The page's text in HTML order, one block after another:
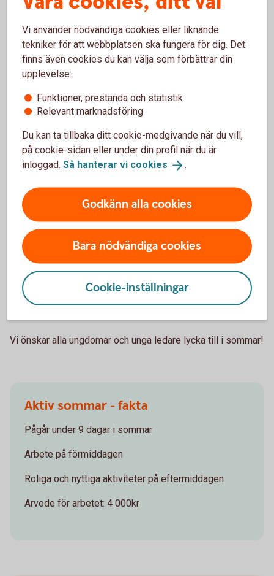
nyttigt för ungdomarna. För oss är det ett enkelt sätt att
Karlshamnsbostäder.
Det här projektet är fantastiskt och vi ser att det bland
annat bidrar till tryggare närområden eftersom genom att
kommer dessa unga att bli ambassadörer och kunna sprida
sina upplevelser vidare till sina kompisar. Vi hoppas
projektet slår väl ut och kan utvecklas ytterligare till nästa
år, säger Jonke Höglund, ansvarig bankens stiftelser.
Casper, Axl och Razzak är tre ungdomar som fått det
eftertraktade sommarjobbet och det blir deras första gång
ute i arbetslivet. Anledningen till att de sökte var främst att
kunna tjäna egna pengar. När de får frågan vad de tänker
göra med pengarna besvaras den med leenden och ett par
axelryckningar. Sedan säger Axl att han ska nog spara till en
moppe.
Ett klokt svar tycker vi men så är vi ju också en Sparbank
och Sparbanksidén, 200 år gammal, går ut på att spara för
Vi önskar alla ungdomar och unga ledare lycka till i sommar!
Aktiv sommar - fakta
Pågår under 9 dagar i sommar
Arbete på förmiddagen
Roliga och nyttiga aktiviteter på eftermiddagen
Arvode för arbetet: 4 000kr
Vi använder nödvändiga cookies eller liknande
tekniker för att webbplatsen ska fungera för dig. Det
finns även cookies du kan välja som förbättrar din
upplevelse:
Funktioner, prestanda och statistik
Relevant marknadsföring
Du kan ta tillbaka ditt cookie-medgivande när du vill,
på cookie-sidan eller under din profil när du är
inloggad. Så hanterar vi cookies .
Godkänn alla cookies
Bara nödvändiga cookies
Cookie-inställningar